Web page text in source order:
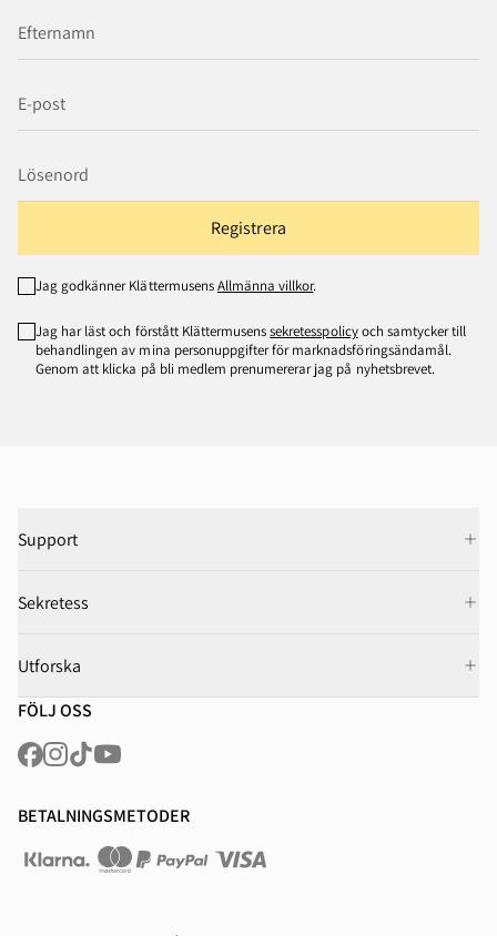
Registrera
Jag godkänner KlättermusensAllmänna villkor.
Jag har läst och förstått Klättermusenssekretesspolicyoch samtycker till
behandlingen av mina personuppgifter för marknadsföringsändamål.
Genom att klicka på bli medlem prenumererar jag på nyhetsbrevet.
Support
Sekretess
Utforska
FÖLJ OSS
BETALNINGSMETODER